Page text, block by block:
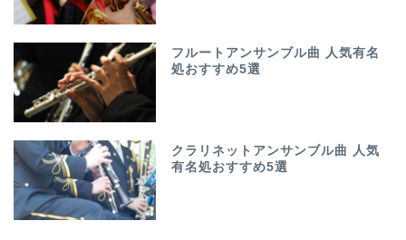
フルートアンサンブル曲 人気有名
処おすすめ5選
クラリネットアンサンブル曲 人気
有名処おすすめ5選